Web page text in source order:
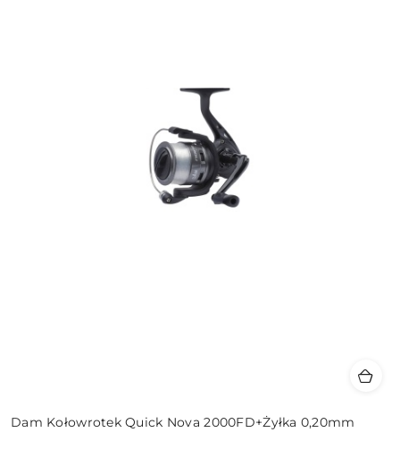
Dam Kołowrotek Quick Nova 2000FD+Żyłka 0,20mm